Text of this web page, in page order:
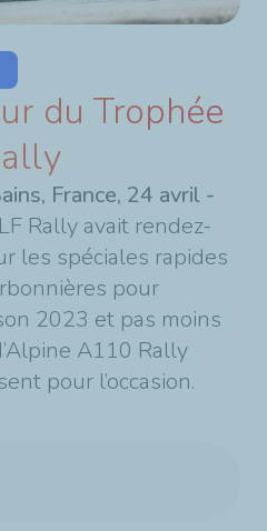
du Trophée
France, 24 avril -
Rally avait rendez-
les spéciales rapides
pour
2023 et pas moins
A110 Rally
pour l’occasion.